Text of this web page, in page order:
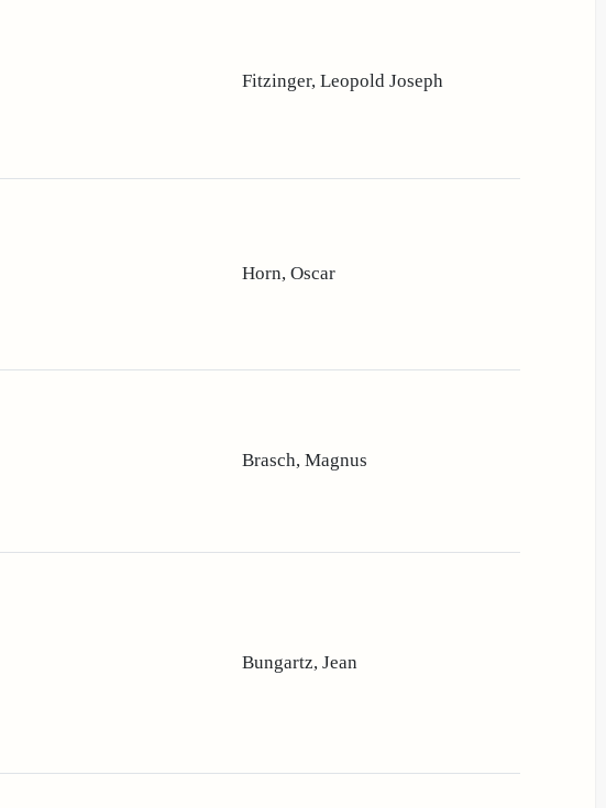
Fitzinger, Leopold Joseph
Horn, Oscar
Brasch, Magnus
Bungartz, Jean